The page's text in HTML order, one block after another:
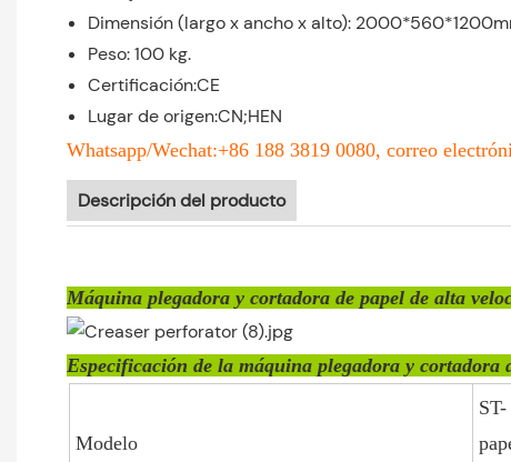
Dimensión (largo x ancho x alto):
Peso: 100 kg.
Certificación:CE
Lugar de origen:CN;HEN
Whatsapp/Wechat:+86 188 3819 0080, correo
Descripción del producto
Máquina plegadora y cortadora de papel de alta
Especificación de la máquina plegadora y
Modelo
ST-